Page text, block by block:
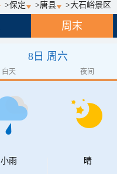
>保定 >唐县 >大石峪景区
周末
8日 周六
白天 夜间
小雨 晴